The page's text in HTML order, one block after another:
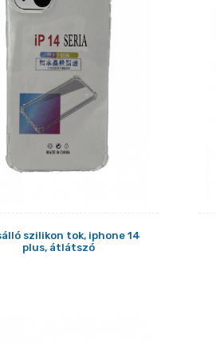
szilikon tok, iphone 14
plus, átlátszó